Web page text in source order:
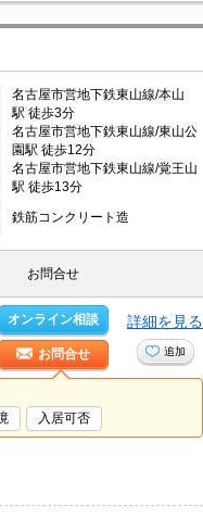
名古屋市営地下鉄東山線/本山
駅 徒歩3分
名古屋市営地下鉄東山線/東山公
園駅 徒歩12分
名古屋市営地下鉄東山線/覚王山
駅 徒歩13分
鉄筋コンクリート造
お問合せ
オンライン相談
お問合せ
詳細を見る
追加
入居可否